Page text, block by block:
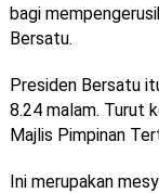
bagi
Bersatu.
Presiden Bersatu
8.24 malam. Turut
Majlis Pimpinan
Ini merupakan